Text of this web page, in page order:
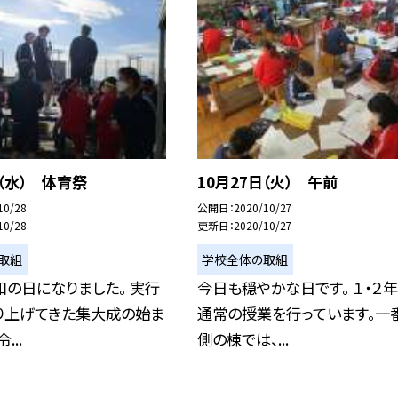
水） 体育祭
28
28
組
日になりました。 実行
げてきた集大成の始ま
...
10月27日（火） 午前
公開日 2020/10/27
更新日 2020/10/27
学校全体の取組
今日も穏やかな日です。 １・２
通常の授業を行っています。一
側の棟では、...